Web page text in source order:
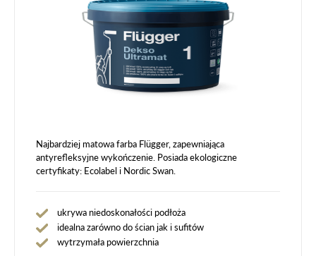
Najbardziej matowa farba Flügger, zapewniająca
antyrefleksyjne wykończenie. Posiada ekologiczne
certyfikaty: Ecolabel i Nordic Swan.
ukrywa niedoskonałości podłoża
idealna zarówno do ścian jak i sufitów
wytrzymała powierzchnia